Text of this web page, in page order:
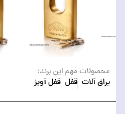
محصولات مهم این برند:
یراق آلات قفل قفل آویز